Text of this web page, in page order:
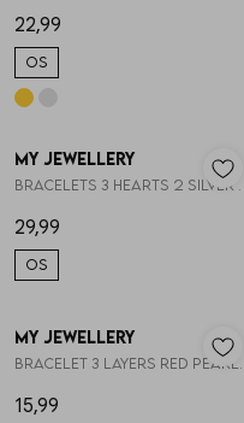
22,99
OS
1 /2
My Jewellery
29,99
OS
1 /1
My Jewellery
15,99